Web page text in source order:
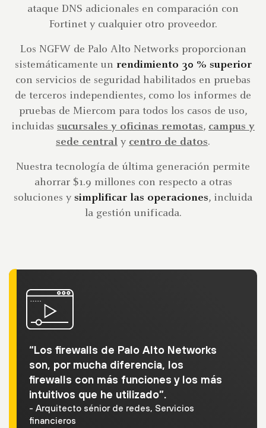
ataque DNS adicionales en comparación con
Fortinet y cualquier otro proveedor.
Los NGFW de Palo Alto Networks proporcionan
sistemáticamente un rendimiento 30 % superior
con servicios de seguridad habilitados en pruebas
de terceros independientes, como los informes de
pruebas de Miercom para todos los casos de uso,
incluidas sucursales y oficinas remotas, campus y
sede central y centro de datos.
Nuestra tecnología de última generación permite
ahorrar $1.9 millones con respecto a otras
soluciones y simplificar las operaciones, incluida
la gestión unificada.
“Los firewalls de Palo Alto Networks
son, por mucha diferencia, los
firewalls con más funciones y los más
intuitivos que he utilizado”.
- Arquitecto sénior de redes, Servicios
financieros